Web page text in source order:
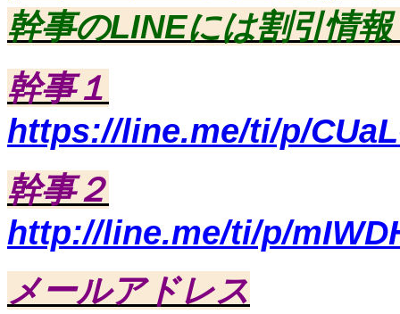
幹事のLINEには割引情
幹事１
https://line.me/ti/p/
幹事２
http://line.me/ti/p/
メールアドレス